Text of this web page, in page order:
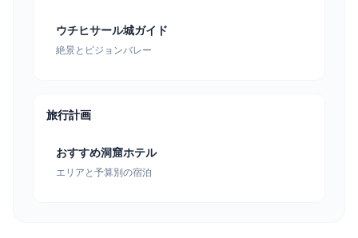
ウチヒサール城ガイド
絶景とピジョンバレー
旅行計画
おすすめ洞窟ホテル
エリアと予算別の宿泊